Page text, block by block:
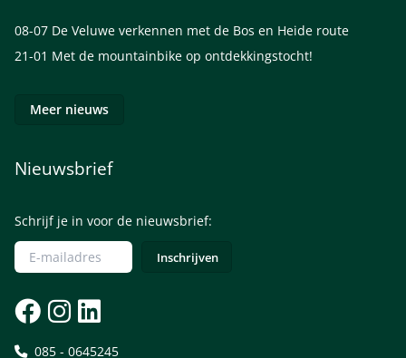
08-07 De Veluwe verkennen met de Bos en Heide route
21-01 Met de mountainbike op ontdekkingstocht!
Meer nieuws
Nieuwsbrief
Schrijf je in voor de nieuwsbrief:
085 - 0645245